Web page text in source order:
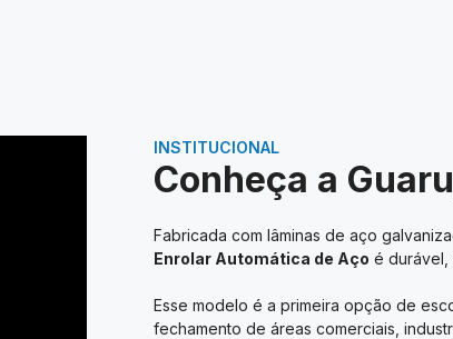
INSTITUCIONAL
Conheça a
Fabricada com lâminas de aço
Enrolar Automática de Aço é durável,
Esse modelo é a primeira opção de
fechamento de áreas comerciais,